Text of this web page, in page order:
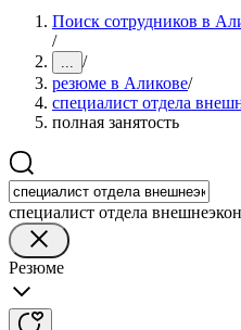
Поиск сотрудников в
/
... /
резюме в Аликове/
специалист отдела
полная занятость
специалист отдела
Резюме